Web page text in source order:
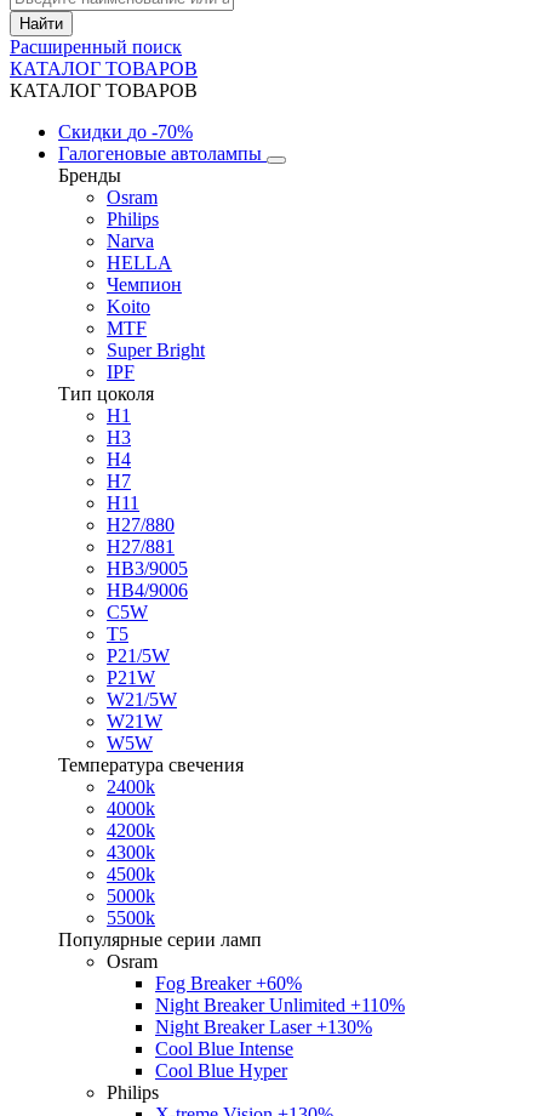
Расширенный поиск
КАТАЛОГ ТОВАРОВ
КАТАЛОГ ТОВАРОВ
Скидки до -70%
Галогеновые автолампы
Бренды
Osram
Philips
Narva
HELLA
Чемпион
Koito
MTF
Super Bright
IPF
Тип цоколя
H1
H3
H4
H7
H11
H27/880
H27/881
HB3/9005
HB4/9006
C5W
T5
P21/5W
P21W
W21/5W
W21W
W5W
Температура свечения
2400k
4000k
4200k
4300k
4500k
5000k
5500k
Популярные серии ламп
Osram
Fog Breaker +60%
Night Breaker Unlimited +110%
Night Breaker Laser +130%
Cool Blue Intense
Cool Blue Hyper
Philips